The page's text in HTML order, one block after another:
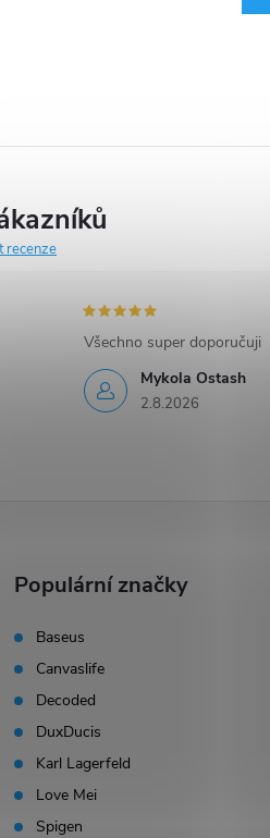
recenze
Mykola Ostash
2.8.2026
Všechno super doporučuji
Populární značky
Baseus
Canvaslife
Decoded
DuxDucis
Karl Lagerfeld
Love Mei
Spigen